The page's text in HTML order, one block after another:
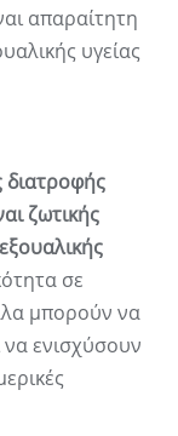
απαραίτητη
υγείας
ζωτικής
σε
μπορούν να
ενισχύσουν